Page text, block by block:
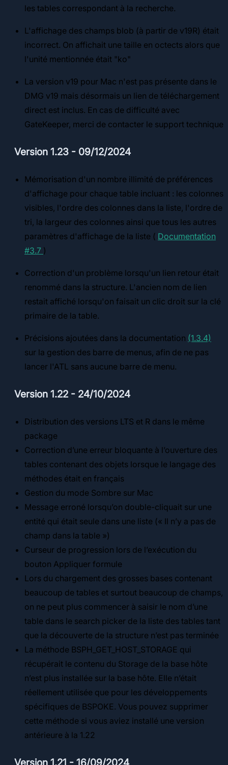
les tables correspondant à la recherche.
L'affichage des champs blob (à partir de v19R) était
incorrect. On affichait une taille en octects alors que
l'unité mentionnée était "ko"
La version v19 pour Mac n'est pas présente dans le
DMG v19 mais désormais un lien de téléchargement
direct est inclus. En cas de difficulté avec
GateKeeper, merci de contacter le support technique
Version 1.23 - 09/12/2024
Mémorisation d'un nombre illimité de préférences
d'affichage pour chaque table incluant : les colonnes
visibles, l'ordre des colonnes dans la liste, l'ordre de
tri, la largeur des colonnes ainsi que tous les autres
paramètres d'affichage de la liste ( Documentation
#3.7 )
Correction d'un problème lorsqu'un lien retour était
renommé dans la structure. L'ancien nom de lien
restait affiché lorsqu'on faisait un clic droit sur la clé
primaire de la table.
Précisions ajoutées dans la documentation (1.3.4)
sur la gestion des barre de menus, afin de ne pas
lancer l'ATL sans aucune barre de menu.
Version 1.22 - 24/10/2024
Distribution des versions LTS et R dans le même
package
Correction d’une erreur bloquante à l’ouverture des
tables contenant des objets lorsque le langage des
méthodes était en français
Gestion du mode Sombre sur Mac
Message erroné lorsqu’on double-cliquait sur une
entité qui était seule dans une liste (« Il n’y a pas de
champ dans la table »)
Curseur de progression lors de l’exécution du
bouton Appliquer formule
Lors du chargement des grosses bases contenant
beaucoup de tables et surtout beaucoup de champs,
on ne peut plus commencer à saisir le nom d’une
table dans le search picker de la liste des tables tant
que la découverte de la structure n’est pas terminée
La méthode BSPH_GET_HOST_STORAGE qui
récupérait le contenu du Storage de la base hôte
n’est plus installée sur la base hôte. Elle n’était
réellement utilisée que pour les développements
spécifiques de BSPOKE. Vous pouvez supprimer
cette méthode si vous aviez installé une version
antérieure à la 1.22
Version 1.21 - 16/09/2024